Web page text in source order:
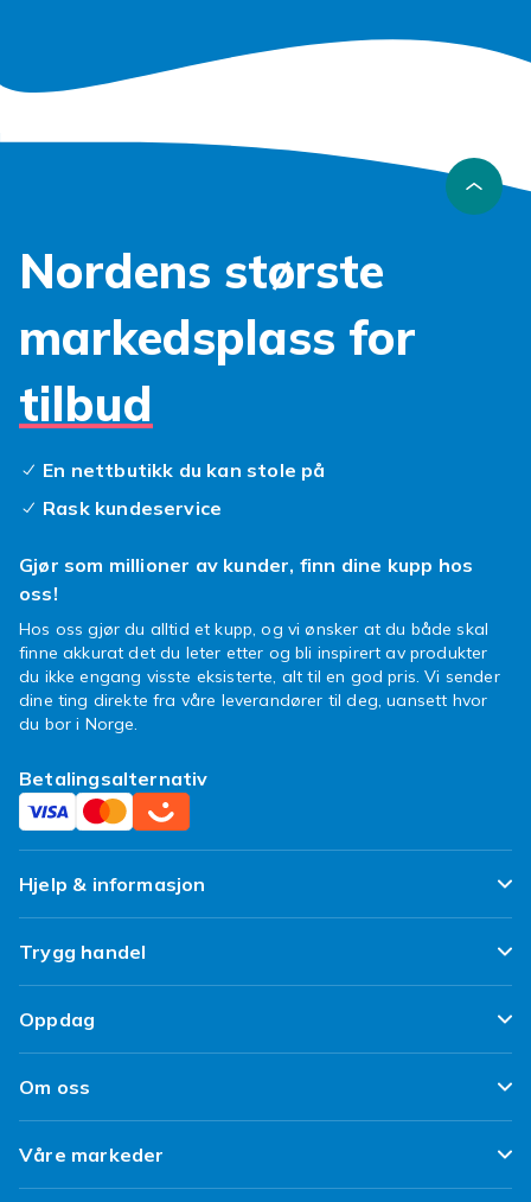
Nordens største
markedsplass for
tilbud
En nettbutikk du kan stole på
Rask kundeservice
Gjør som millioner av kunder, finn dine kupp hos
oss!
Hos oss gjør du alltid et kupp, og vi ønsker at du både skal
finne akkurat det du leter etter og bli inspirert av produkter
du ikke engang visste eksisterte, alt til en god pris. Vi sender
dine ting direkte fra våre leverandører til deg, uansett hvor
du bor i Norge.
Betalingsalternativ
Hjelp & informasjon
Ofte stilte spørsmål
Spor pakken min
Angre & returner her
Leverering
Trygg handel
Fornøyd kunde-løfte
Kundeanmeldelser
Refurbished/ Brukt
Oppdag
Design dine egne klær
Design ditt eget mobildeksel
Om oss
Om Fyndiq
Klimaarbeid
Våre markeder